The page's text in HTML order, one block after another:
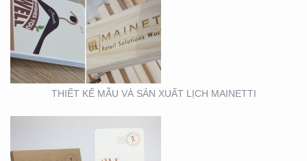
THIẾT KẾ MẪU VÀ SẢN XUẤT LỊCH MAINETTI
MẪU THIẾT KẾ LỊCH
TẾT